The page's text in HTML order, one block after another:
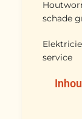
schade
service